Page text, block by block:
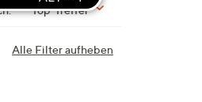
Top-Treffer
Alle Filter aufheben